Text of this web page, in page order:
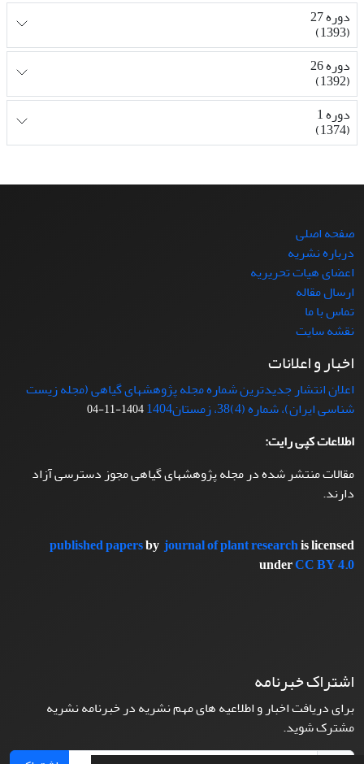
دوره 27
(1393)
دوره 26
(1392)
دوره 1
(1374)
صفحه اصلی
درباره نشریه
اعضای هیات تحریریه
ارسال مقاله
تماس با ما
نقشه سایت
اخبار و اعلانات
اعلان انتشار جدیدترین شماره مجله پژوهشهای گیاهی (مجله زیست
شناسی ایران)، شماره (4)38، زمستان1404
1404-11-04
اطلاعات کپی رایت:
مقالات منتشر شده در مجله پژوهشهای گیاهی مجوز دسترسی آزاد
دارند.
published papersbyjournal of plant researchis licensed
underCC BY 4.0
اشتراک خبرنامه
برای دریافت اخبار و اطلاعیه های مهم نشریه در خبرنامه نشریه
مشترک شوید.